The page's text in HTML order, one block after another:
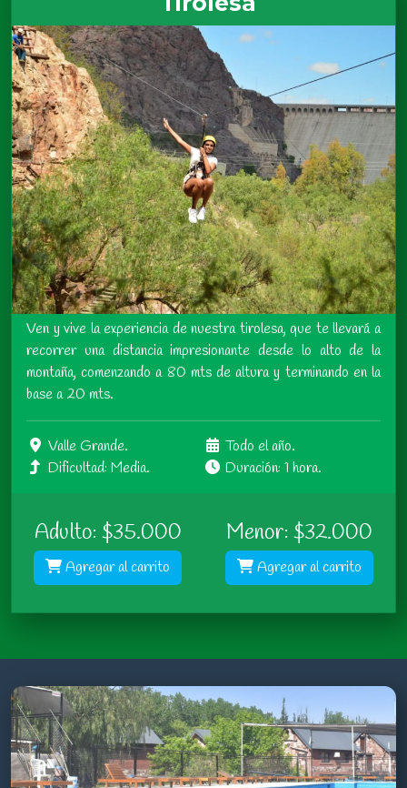
Ven y vive la experiencia de nuestra tirolesa, que te llevará a
recorrer una distancia impresionante desde lo alto de la
montaña, comenzando a 80 mts de altura y terminando en la
base a 20 mts.
Valle Grande.
Todo el año.
Dificultad: Media.
Duración: 1 hora.
Adulto: $35.000
Agregar al carrito
Menor: $32.000
Agregar al carrito